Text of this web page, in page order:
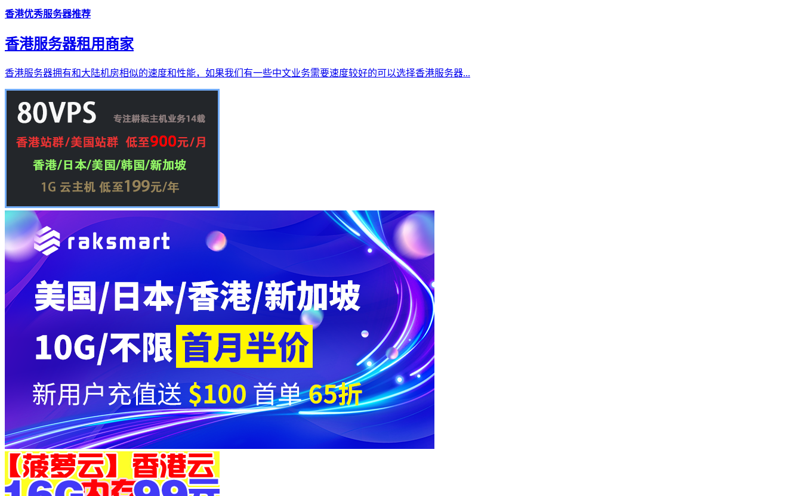
香港优秀服务器推荐
香港服务器租用商家
香港服务器拥有和大陆机房相似的速度和性能，如果我们有一些中文业务需要速度较好的可以选择香港服务器...